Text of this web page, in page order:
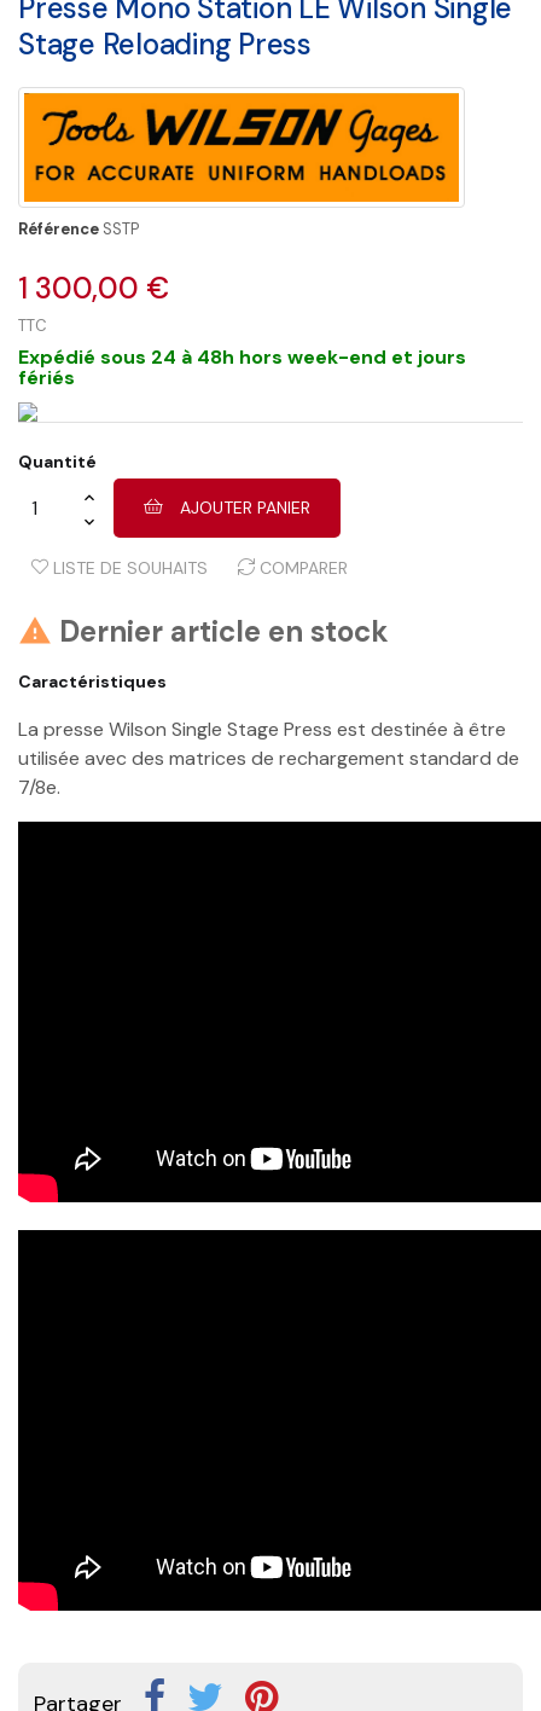
Presse Mono Station LE Wilson Single
Stage Reloading Press
Référence SSTP
1 300,00 €
TTC
Expédié sous 24 à 48h hors week-end et jours
fériés
Quantité
AJOUTER PANIER
LISTE DE SOUHAITS COMPARER
 Dernier article en stock
Caractéristiques
La presse Wilson Single Stage Press est destinée à être
utilisée avec des matrices de rechargement standard de
7/8e.
Partager